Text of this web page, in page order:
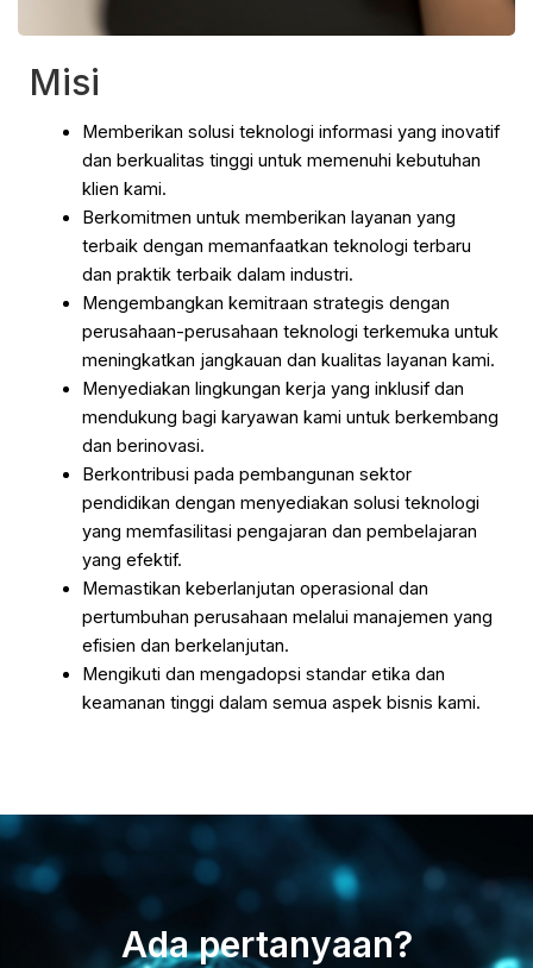
Misi
Memberikan solusi teknologi informasi yang inovatif
dan berkualitas tinggi untuk memenuhi kebutuhan
klien kami.
Berkomitmen untuk memberikan layanan yang
terbaik dengan memanfaatkan teknologi terbaru
dan praktik terbaik dalam industri.
Mengembangkan kemitraan strategis dengan
perusahaan-perusahaan teknologi terkemuka untuk
meningkatkan jangkauan dan kualitas layanan kami.
Menyediakan lingkungan kerja yang inklusif dan
mendukung bagi karyawan kami untuk berkembang
dan berinovasi.
Berkontribusi pada pembangunan sektor
pendidikan dengan menyediakan solusi teknologi
yang memfasilitasi pengajaran dan pembelajaran
yang efektif.
Memastikan keberlanjutan operasional dan
pertumbuhan perusahaan melalui manajemen yang
efisien dan berkelanjutan.
Mengikuti dan mengadopsi standar etika dan
keamanan tinggi dalam semua aspek bisnis kami.
Ada pertanyaan?